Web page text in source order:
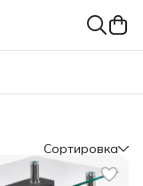
Сортировка